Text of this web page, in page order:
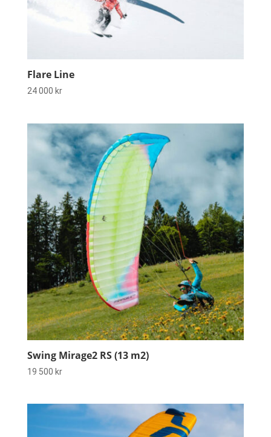
Flare Line
24 000 kr
Swing Mirage2 RS (13 m2)
19 500 kr